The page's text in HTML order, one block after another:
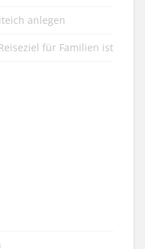
anlegen
für Familien ist